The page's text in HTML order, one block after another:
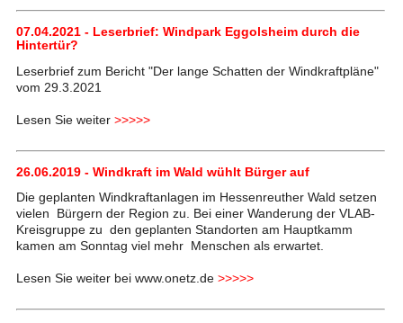
07.04.2021 - Leserbrief: Windpark Eggolsheim durch die
Hintertür?
Leserbrief zum Bericht "Der lange Schatten der Windkraftpläne"
vom 29.3.2021
Lesen Sie weiter >>>>>
26.06.2019 - Windkraft im Wald wühlt Bürger auf
Die geplanten Windkraftanlagen im Hessenreuther Wald setzen
vielen Bürgern der Region zu. Bei einer Wanderung der VLAB-
Kreisgruppe zu den geplanten Standorten am Hauptkamm
kamen am Sonntag viel mehr Menschen als erwartet.
Lesen Sie weiter bei www.onetz.de >>>>>